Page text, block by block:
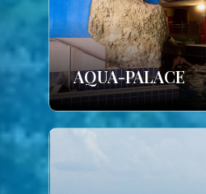
AQUA-PALACE